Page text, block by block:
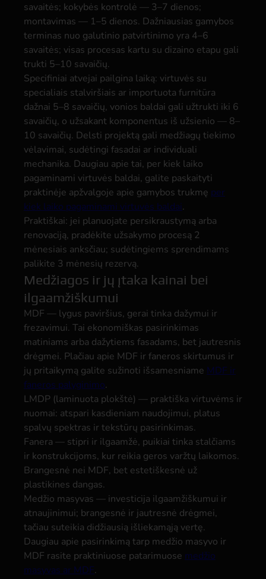
savaitės; kokybės kontrolė — 3–7 dienos;
montavimas — 1–5 dienos. Dažniausias gamybos
terminas nuo galutinio patvirtinimo yra 4–6
savaitės; visas procesas kartu su dizaino etapu gali
trukti 5–10 savaičių.
Specifiniai atvejai pailgina laiką: virtuvės su
specialiais stalviršiais ar importuota furnitūra
dažnai 5–8 savaičių, vonios baldai gali užtrukti iki 6
savaičių, o užsakant komponentus iš užsienio — 8–
10 savaičių. Delsti projektą gali medžiagų tiekimo
vėlavimai, sudėtingi fasadai ar individuali
mechanika. Daugiau apie tai, per kiek laiko
pagaminami virtuvės baldai, galite paskaityti
praktinėje apžvalgoje apie gamybos trukmę per
kiek laiko pagaminami virtuvės baldai.
Praktiškai: jei planuojate persikraustymą arba
renovaciją, pradėkite užsakymo procesą 2
mėnesiais anksčiau; sudėtingiems sprendimams
palikite 3 mėnesių rezervą.
Medžiagos ir jų įtaka kainai bei
ilgaamžiškumui
MDF — lygus paviršius, gerai tinka dažymui ir
frezavimui. Tai ekonomiškas pasirinkimas
matiniams arba dažytiems fasadams, bet jautresnis
drėgmei. Plačiau apie MDF ir faneros skirtumus ir
jų pritaikymą galite sužinoti išsamesniame MDF ir
faneros palyginimo.
LMDP (laminuota plokštė) — praktiška virtuvėms ir
nuomai: atspari kasdieniam naudojimui, platus
spalvų spektras ir tekstūrų pasirinkimas.
Fanera — stipri ir ilgaamžė, puikiai tinka stalčiams
ir konstrukcijoms, kur reikia geros varžtų laikomos.
Brangesnė nei MDF, bet estetiškesnė už
plastikines dangas.
Medžio masyvas — investicija ilgaamžiškumui ir
atnaujinimui; brangesnė ir jautresnė drėgmei,
tačiau suteikia didžiausią išliekamąją vertę.
Daugiau apie pasirinkimą tarp medžio masyvo ir
MDF rasite praktiniuose patarimuose medžio
masyvas ar MDF.